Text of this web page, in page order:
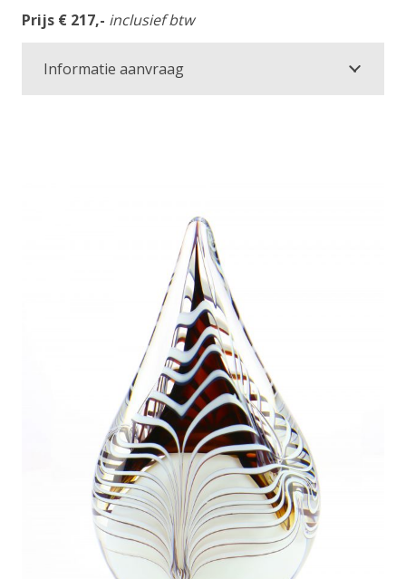
Prijs € 217,- inclusief btw
Informatie aanvraag